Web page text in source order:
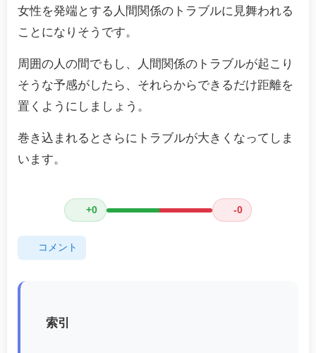
女性を発端とする人間関係のトラブルに見舞われる
ことになりそうです。
周囲の人の間でもし、人間関係のトラブルが起こり
そうな予感がしたら、それらからできるだけ距離を
置くようにしましょう。
巻き込まれるとさらにトラブルが大きくなってしま
います。
+0 -0
コメント
索引